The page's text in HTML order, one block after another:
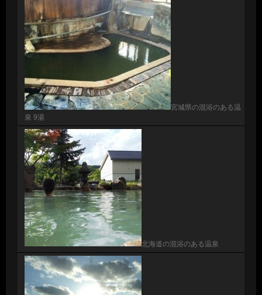
宮城県の混浴のある温
泉 9湯
北海道の混浴のある温泉